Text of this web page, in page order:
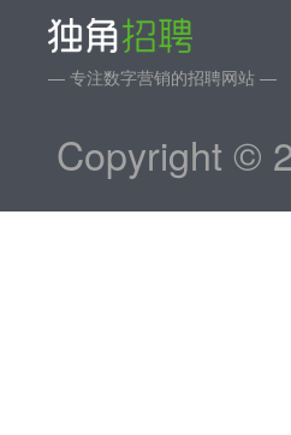
— 专注数字营销的招聘网站 —
Copyright ©